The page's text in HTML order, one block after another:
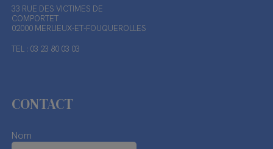
33 RUE DES VICTIMES DE
COMPORTET
02000 MERLIEUX-ET-FOUQUEROLLES
TEL : 03 23 80 03 03
CONTACT
Nom